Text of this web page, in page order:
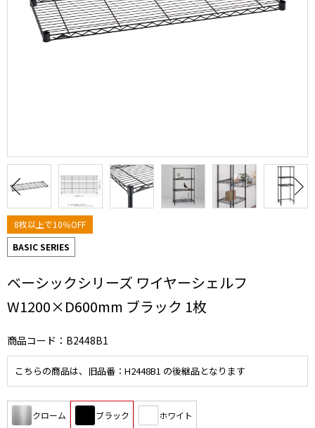
8枚以上で10％OFF
BASIC SERIES
ベーシックシリーズ ワイヤーシェルフ
W1200×D600mm ブラック 1枚
商品コード：B2448B1
こちらの商品は、旧品番：H2448B1 の後継品となります
クローム ブラック ホワイト